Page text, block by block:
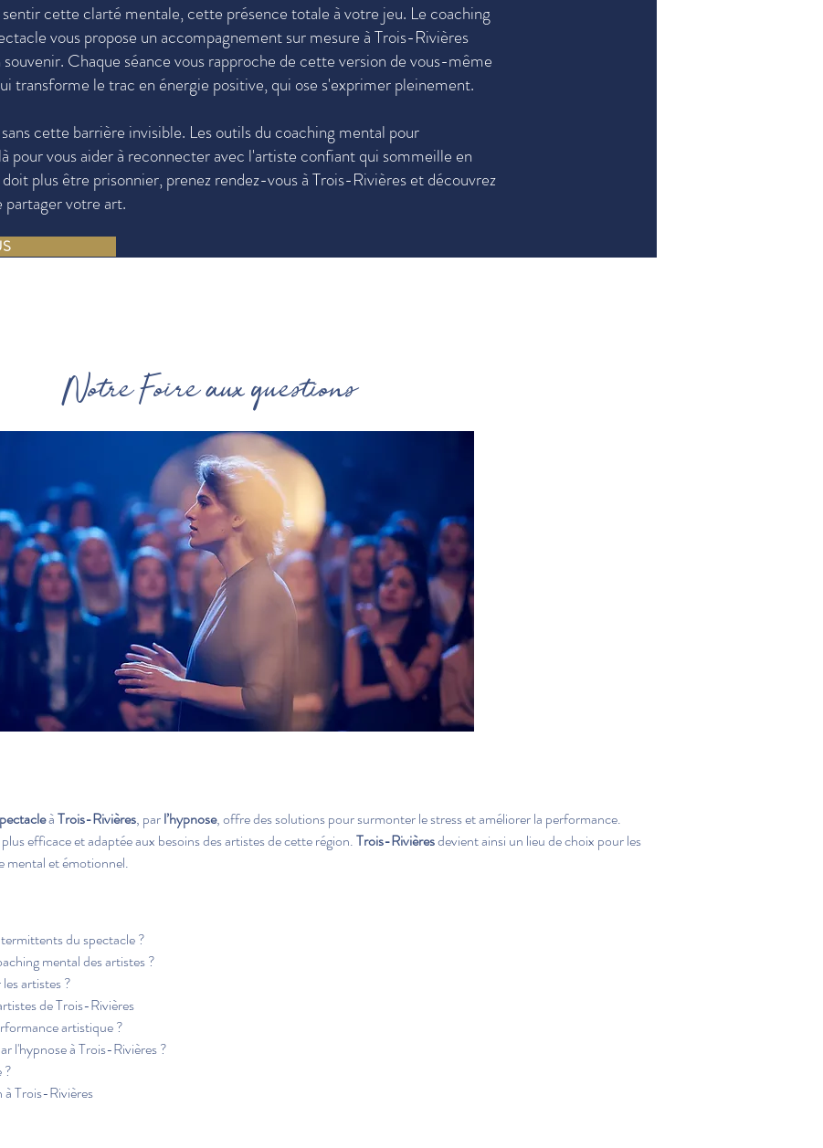
cette clarté mentale, cette présence totale à votre jeu. Le coaching
vous propose un accompagnement sur mesure à Trois-Rivières
Chaque séance vous rapproche de cette version de vous-même
transforme le trac en énergie positive, qui ose s'exprimer pleinement.
cette barrière invisible. Les outils du coaching mental pour
pour vous aider à reconnecter avec l'artiste confiant qui sommeille en
plus être prisonnier, prenez rendez-vous à Trois-Rivières et découvrez
votre art.
Notre Foire aux questions
à Trois-Rivières, par l’hypnose, offre des solutions pour surmonter le stress et améliorer la performance.
efficace et adaptée aux besoins des artistes de cette région. Trois-Rivières devient ainsi un lieu de choix pour les
mental et émotionnel.
du spectacle ?
mental des artistes ?
artistes ?
de Trois-Rivières
artistique ?
l'hypnose à Trois-Rivières ?
?
à Trois-Rivières